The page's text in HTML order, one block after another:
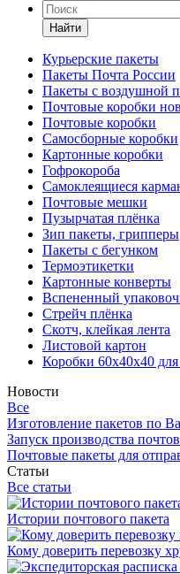
Найти
Курьерские пакеты
Пакеты Почта России
Пакеты с воздушной
Почтовые коробки
Почтовые коробки
Самосборные коробки
Картонные коробки
Гофрокороба
Самоклеящиеся
Почтовые мешки
Пузырчатая плёнка
Зип пакеты, грипперы
Пакеты с бегунком
Термоэтикетки
Картонные конверты
Вспененный
Стрейч плёнка
Скотч, клейкая лента
Листовой картон
Коробки 60х40х40
Новости
Все
Изготовление пакетов по
Запуск производства
Почтовые пакеты для
Статьи
Все статьи
Истории почтового пакета
Кому доверить перевозку